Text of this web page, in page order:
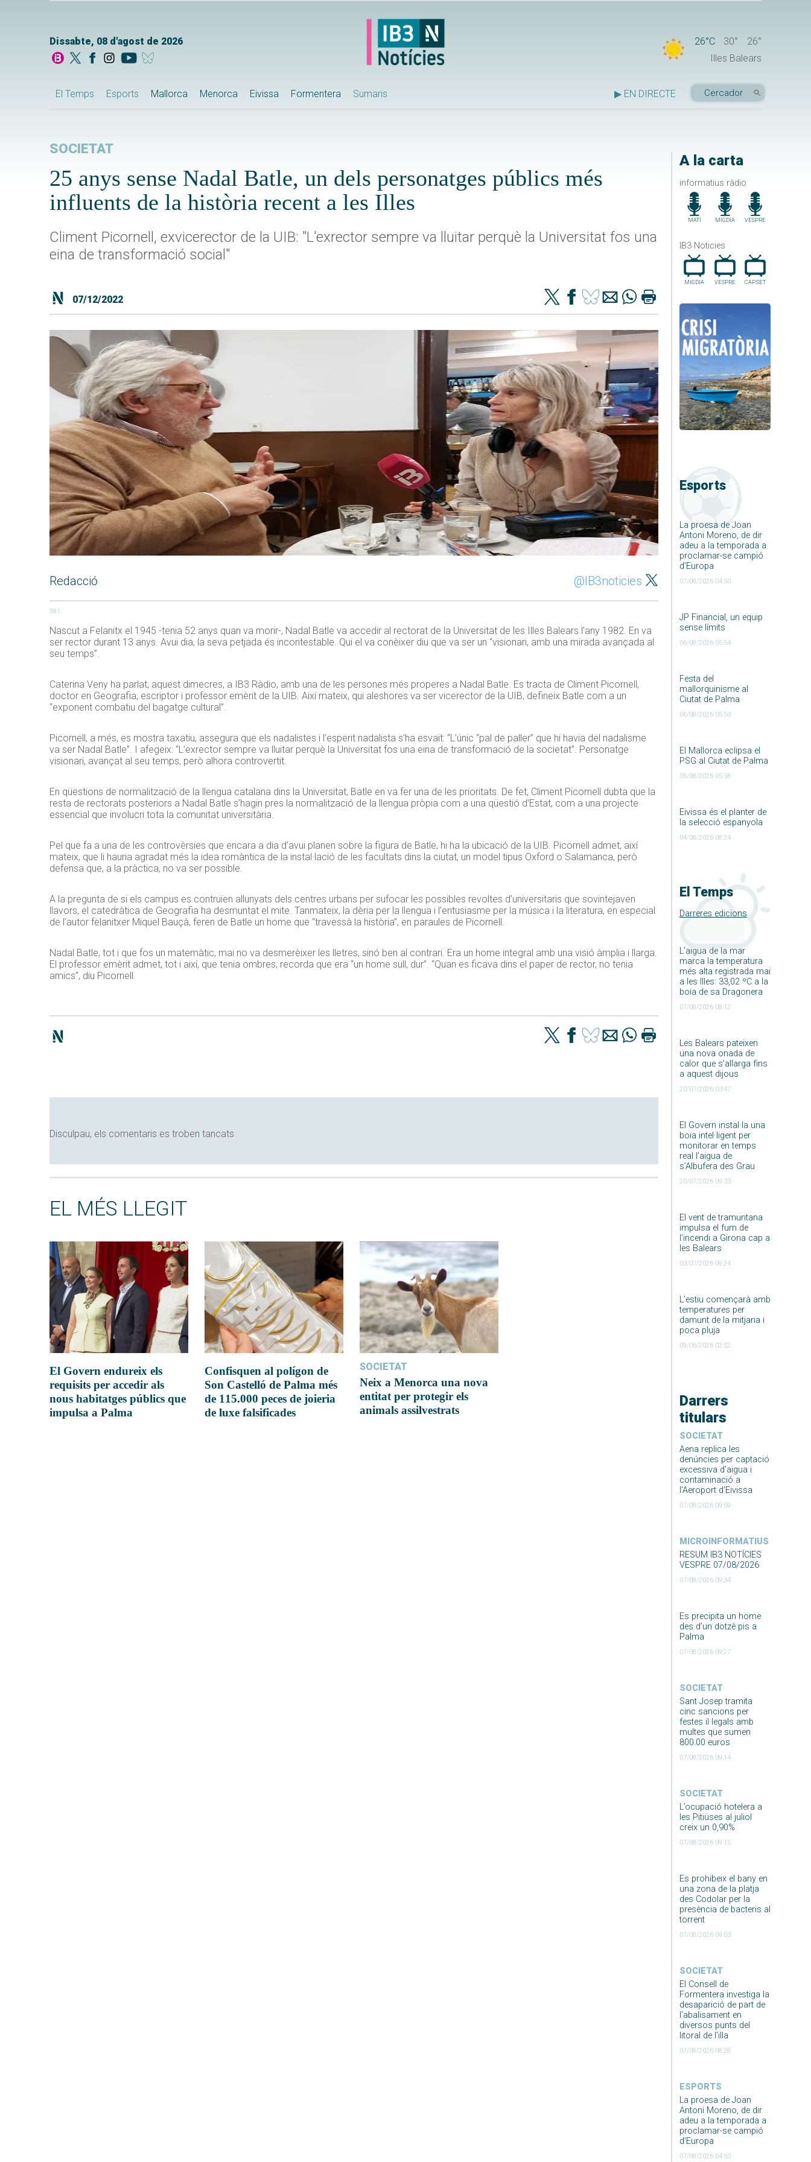
Dissabte, 08 d'agost de 2026 26°C 30°
26°
Illes Balears
El Temps Esports Mallorca Menorca Eivissa Formentera Sumaris ▶ EN DIRECTE
A la carta
informatius ràdio
MATÍ MIGDIA VESPRE
IB3 Noticies
MIGDIA VESPRE CAP.SET
Esports
La proesa de Joan
Antoni Moreno, de dir
adeu a la temporada a
proclamar-se campió
d’Europa
07/08/2026 04:50
JP Financial, un equip
sense límits
06/08/2026 05:54
Festa del
mallorquinisme al
Ciutat de Palma
06/08/2026 05:50
El Mallorca eclipsa el
PSG al Ciutat de Palma
06/08/2026 05:36
Eivissa és el planter de
la selecció espanyola
04/08/2026 08:24
El Temps
Darreres edicions
L’aigua de la mar
marca la temperatura
més alta registrada mai
a les Illes: 33,02 ºC a la
boia de sa Dragonera
07/08/2026 08:12
Les Balears pateixen
una nova onada de
calor que s’allarga fins
a aquest dijous
20/07/2026 03:47
El Govern instal·la una
boia intel·ligent per
monitorar en temps
real l’aigua de
s’Albufera des Grau
20/07/2026 09:33
El vent de tramuntana
impulsa el fum de
l’incendi a Girona cap a
les Balears
03/07/2026 09:24
L’estiu començarà amb
temperatures per
damunt de la mitjana i
poca pluja
09/06/2026 02:52
Darrers
titulars
SOCIETAT
Aena replica les
denúncies per captació
excessiva d’aigua i
contaminació a
l’Aeroport d’Eivissa
07/08/2026 09:59
MICROINFORMATIUS
RESUM IB3 NOTÍCIES
VESPRE 07/08/2026
07/08/2026 09:34
Es precipita un home
des d’un dotzè pis a
Palma
07/08/2026 09:27
SOCIETAT
Sant Josep tramita
cinc sancions per
festes il·legals amb
multes que sumen
800.00 euros
07/08/2026 09:14
SOCIETAT
L’ocupació hotelera a
les Pitiüses al juliol
creix un 0,90%
07/08/2026 09:15
Es prohibeix el bany en
una zona de la platja
des Codolar per la
presència de bacteris al
torrent
07/08/2026 09:03
SOCIETAT
El Consell de
Formentera investiga la
desaparició de part de
l’abalisament en
diversos punts del
litoral de l’illa
07/08/2026 08:28
ESPORTS
La proesa de Joan
Antoni Moreno, de dir
adeu a la temporada a
proclamar-se campió
d’Europa
07/08/2026 04:50
SOCIETAT
25 anys sense Nadal Batle, un dels personatges públics més
influents de la història recent a les Illes
Climent Picornell, exvicerector de la UIB: "L'exrector sempre va lluitar perquè la Universitat fos una
eina de transformació social"
07/12/2022
Redacció @IB3noticies
591
Nascut a Felanitx el 1945 -tenia 52 anys quan va morir-, Nadal Batle va accedir al rectorat de la Universitat de les Illes Balears l’any 1982. En va
ser rector durant 13 anys. Avui dia, la seva petjada és incontestable. Qui el va conèixer diu que va ser un “visionari, amb una mirada avançada al
seu temps”.
Caterina Veny ha parlat, aquest dimecres, a IB3 Ràdio, amb una de les persones més properes a Nadal Batle. Es tracta de Climent Picornell,
doctor en Geografia, escriptor i professor emèrit de la UIB. Així mateix, qui aleshores va ser vicerector de la UIB, defineix Batle com a un
“exponent combatiu del bagatge cultural”.
Picornell, a més, es mostra taxatiu, assegura que els nadalistes i l’esperit nadalista s’ha esvaït: “L’únic “pal de paller” que hi havia del nadalisme
va ser Nadal Batle”. I afegeix: “L’exrector sempre va lluitar perquè la Universitat fos una eina de transformació de la societat”. Personatge
visionari, avançat al seu temps, però alhora controvertit.
En qüestions de normalització de la llengua catalana dins la Universitat, Batle en va fer una de les prioritats. De fet, Climent Picornell dubta que la
resta de rectorats posteriors a Nadal Batle s’hagin pres la normalització de la llengua pròpia com a una qüestió d’Estat, com a una projecte
essencial que involucri tota la comunitat universitària.
Pel que fa a una de les controvèrsies que encara a dia d’avui planen sobre la figura de Batle, hi ha la ubicació de la UIB. Picornell admet, així
mateix, que li hauria agradat més la idea romàntica de la instal·lació de les facultats dins la ciutat, un model tipus Oxford o Salamanca, però
defensa que, a la pràctica, no va ser possible.
A la pregunta de si els campus es contruïen allunyats dels centres urbans per sufocar les possibles revoltes d’universitaris que sovintejaven
llavors, el catedràtica de Geografia ha desmuntat el mite. Tanmateix, la dèria per la llengua i l’entusiasme per la música i la literatura, en especial
de l’autor felanitxer Miquel Bauçà, feren de Batle un home que “travessà la història”, en paraules de Picornell.
Nadal Batle, tot i que fos un matemàtic, mai no va desmerèixer les lletres, sinó ben al contrari. Era un home integral amb una visió àmplia i llarga.
El professor emèrit admet, tot i així, que tenia ombres; recorda que era “un home sull, dur”. “Quan es ficava dins el paper de rector, no tenia
amics”, diu Picornell.
Disculpau, els comentaris es troben tancats
EL MÉS LLEGIT
El Govern endureix els
requisits per accedir als
nous habitatges públics que
impulsa a Palma
Confisquen al polígon de
Son Castelló de Palma més
de 115.000 peces de joieria
de luxe falsificades
SOCIETAT
Neix a Menorca una nova
entitat per protegir els
animals assilvestrats